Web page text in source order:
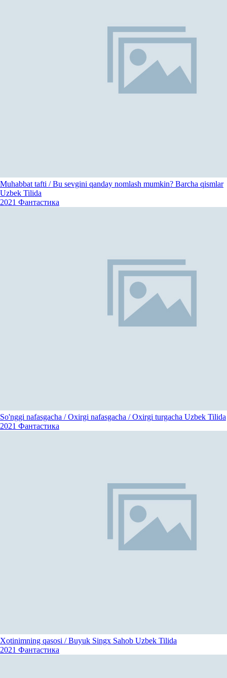
Muhabbat tafti / Bu sevgini qanday nomlash mumkin? Barcha qismlar
Uzbek Tilida
2021 Фантастика
So'nggi nafasgacha / Oxirgi nafasgacha / Oxirgi turgacha Uzbek Tilida
2021 Фантастика
Xotinimning qasosi / Buyuk Singx Sahob Uzbek Tilida
2021 Фантастика